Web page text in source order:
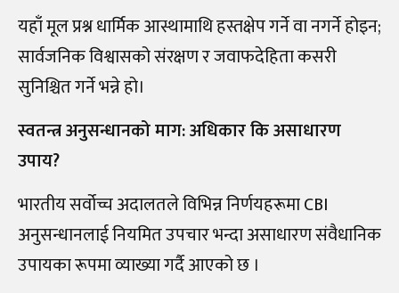
यहाँ मूल प्रश्न धार्मिक आस्थामाथि हस्तक्षेप गर्ने वा नगर्ने होइन;
सार्वजनिक विश्वासको संरक्षण र जवाफदेहिता कसरी
सुनिश्चित गर्ने भन्ने हो।
स्वतन्त्र अनुसन्धानको माग: अधिकार कि असाधारण
उपाय?
भारतीय सर्वोच्च अदालतले विभिन्न निर्णयहरूमा CBI
अनुसन्धानलाई नियमित उपचार भन्दा असाधारण संवैधानिक
उपायका रूपमा व्याख्या गर्दै आएको छ ।